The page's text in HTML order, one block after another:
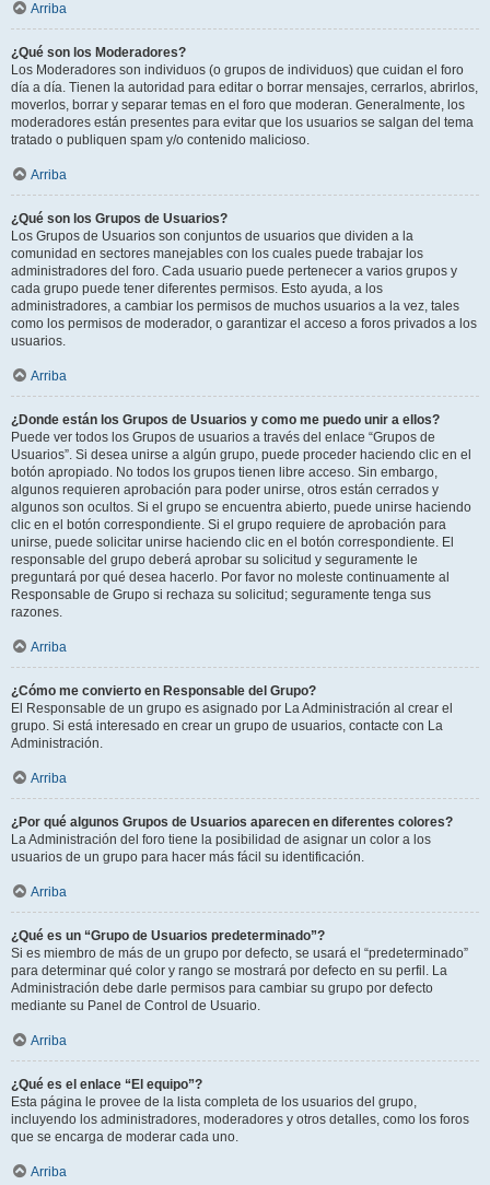
Arriba
¿Qué son los Moderadores?
Los Moderadores son individuos (o grupos de individuos) que cuidan el foro
día a día. Tienen la autoridad para editar o borrar mensajes, cerrarlos, abrirlos,
moverlos, borrar y separar temas en el foro que moderan. Generalmente, los
moderadores están presentes para evitar que los usuarios se salgan del tema
tratado o publiquen spam y/o contenido malicioso.
Arriba
¿Qué son los Grupos de Usuarios?
Los Grupos de Usuarios son conjuntos de usuarios que dividen a la
comunidad en sectores manejables con los cuales puede trabajar los
administradores del foro. Cada usuario puede pertenecer a varios grupos y
cada grupo puede tener diferentes permisos. Esto ayuda, a los
administradores, a cambiar los permisos de muchos usuarios a la vez, tales
como los permisos de moderador, o garantizar el acceso a foros privados a los
usuarios.
Arriba
¿Donde están los Grupos de Usuarios y como me puedo unir a ellos?
Puede ver todos los Grupos de usuarios a través del enlace “Grupos de
Usuarios”. Si desea unirse a algún grupo, puede proceder haciendo clic en el
botón apropiado. No todos los grupos tienen libre acceso. Sin embargo,
algunos requieren aprobación para poder unirse, otros están cerrados y
algunos son ocultos. Si el grupo se encuentra abierto, puede unirse haciendo
clic en el botón correspondiente. Si el grupo requiere de aprobación para
unirse, puede solicitar unirse haciendo clic en el botón correspondiente. El
responsable del grupo deberá aprobar su solicitud y seguramente le
preguntará por qué desea hacerlo. Por favor no moleste continuamente al
Responsable de Grupo si rechaza su solicitud; seguramente tenga sus
razones.
Arriba
¿Cómo me convierto en Responsable del Grupo?
El Responsable de un grupo es asignado por La Administración al crear el
grupo. Si está interesado en crear un grupo de usuarios, contacte con La
Administración.
Arriba
¿Por qué algunos Grupos de Usuarios aparecen en diferentes colores?
La Administración del foro tiene la posibilidad de asignar un color a los
usuarios de un grupo para hacer más fácil su identificación.
Arriba
¿Qué es un “Grupo de Usuarios predeterminado”?
Si es miembro de más de un grupo por defecto, se usará el “predeterminado”
para determinar qué color y rango se mostrará por defecto en su perfil. La
Administración debe darle permisos para cambiar su grupo por defecto
mediante su Panel de Control de Usuario.
Arriba
¿Qué es el enlace “El equipo”?
Esta página le provee de la lista completa de los usuarios del grupo,
incluyendo los administradores, moderadores y otros detalles, como los foros
que se encarga de moderar cada uno.
Arriba